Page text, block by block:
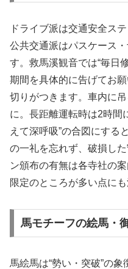
ドライブ派は交通安全ス
公共交通派はパスケース
す。救馬溪観音では“毎日
期間を具体的に告げてお
切りがつきます。車内に
に。長距離運転時は2時間
えて深呼吸”の合図にする
の一礼を忘れず、破損し
ン頒布の有無は各寺社の
限定のところが多い点にも
馬モチーフの絵馬・
馬絵馬は“勢い・突破”の象